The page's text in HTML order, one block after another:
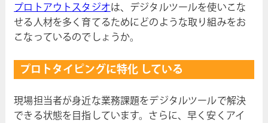
プロトアウトスタジオは、デジタルツールを使いこな
せる人材を多く育てるためにどのような取り組みをお
こなっているのでしょうか。
プロトタイピングに特化 している
現場担当者が身近な業務課題をデジタルツールで解決
できる状態を目指しています。さらに、早く安くアイ